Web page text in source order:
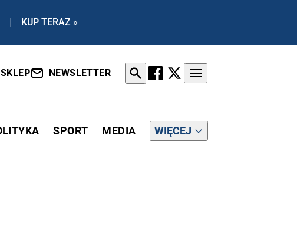
| KUP TERAZ »
SKLEP NEWSLETTER
SPORT MEDIA WIĘCEJ